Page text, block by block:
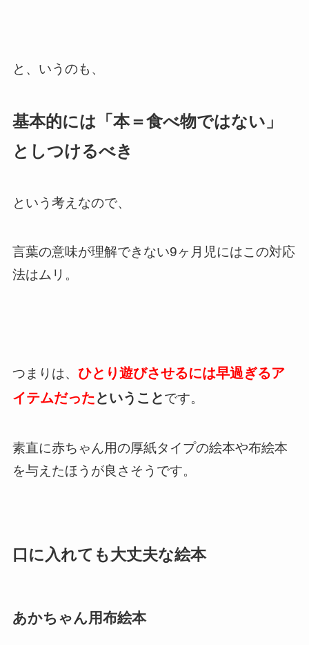
と、いうのも、
基本的には「本＝食べ物ではない」
としつけるべき
という考えなので、
言葉の意味が理解できない9ヶ月児にはこの対応
法はムリ。
つまりは、 ひとり遊びさせるには早過ぎるア
イテムだったということです。
素直に赤ちゃん用の厚紙タイプの絵本や布絵本
を与えたほうが良さそうです。
口に入れても大丈夫な絵本
あかちゃん用布絵本